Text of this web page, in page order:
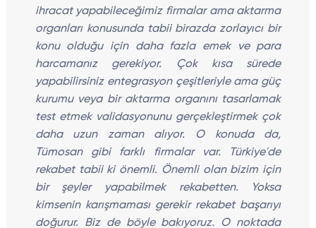
ihracat yapabileceğimiz firmalar ama aktarma
organları konusunda tabii birazda zorlayıcı bir
konu olduğu için daha fazla emek ve para
harcamanız gerekiyor. Çok kısa sürede
yapabilirsiniz entegrasyon çeşitleriyle ama güç
kurumu veya bir aktarma organını tasarlamak
test etmek validasyonunu gerçekleştirmek çok
daha uzun zaman alıyor. O konuda da,
Tümosan gibi farklı firmalar var. Türkiye'de
rekabet tabii ki önemli. Önemli olan bizim için
bir şeyler yapabilmek rekabetten. Yoksa
kimsenin karışmaması gerekir rekabet başarıyı
doğurur. Biz de böyle bakıyoruz. O noktada